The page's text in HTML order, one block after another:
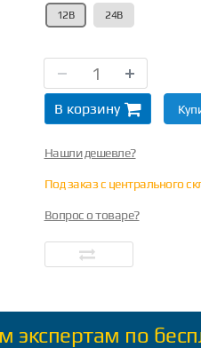
12В 24В
В корзину
Нашли дешевле?
Под заказ с центрального
Вопрос о товаре?
по